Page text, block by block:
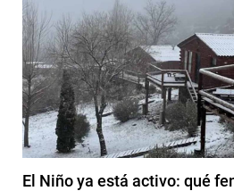
El Niño ya está activo: qué